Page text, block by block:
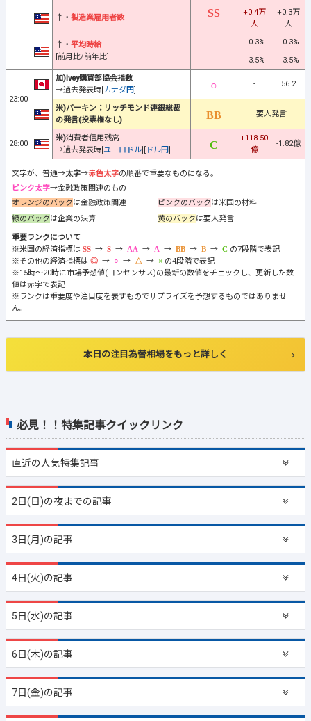
必見！！特集記事クイックリンク
直近の人気特集記事
2日(日)の夜までの記事
3日(月)の記事
4日(火)の記事
5日(水)の記事
6日(木)の記事
7日(金)の記事
↑・ 製造業雇用者数
+0.4万
人
+0.3万
人
↑・ 平均時給
[前月比/前年比]
+0.3%
+0.3%
+3.5%
+3.5%
23:00
加)Ivey購買部協会指数
→過去発表時[ カナダ円
- 56.2
米)バーキン：リッチモンド連銀総裁
の発言(投票権なし)
要人発言
28:00
米)消費者信用残高
→過去発表時[ ユーロドル ドル円
+118.50
億
-1.82億
文字が、普通→太字→赤色太字の順番で重要なものになる。
ピンク太字→金融政策関連のもの
オレンジのバックは金融政策関連 ピンクのバックは米国の材料
緑のバックは企業の決算 黄のバックは要人発言
重要ランクについて
※米国の経済指標は
→ → → → → →
の7段階で表記
※その他の経済指標は
→ → →
の4段階で表記
※15時～20時に市場予想値(コンセンサス)の最新の数値をチェックし、更新した数
値は赤字で表記
※ランクは重要度や注目度を表すものでサプライズを予想するものではありませ
ん。
本日の注目為替相場をもっと詳しく